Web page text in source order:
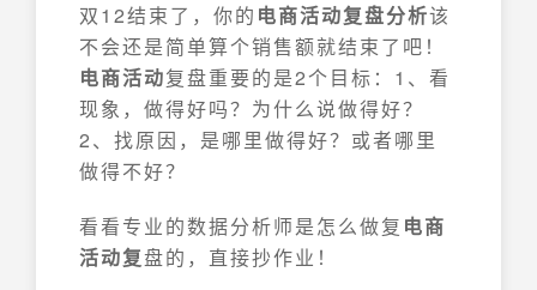
双12结束了，你的 电商活动复盘分析该
不会还是简单算个销售额就结束了吧！
电商活动复盘重要的是2个目标：1、看
现象，做得好吗？为什么说做得好？
2、找原因，是哪里做得好？或者哪里
做得不好？
看看专业的数据分析师是怎么做复 电商
活动复盘的，直接抄作业！